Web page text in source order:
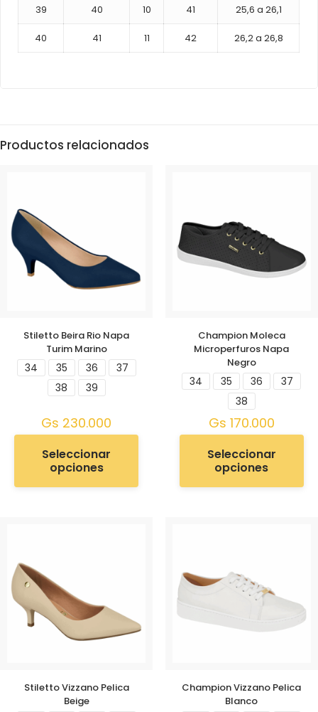
39 40 10 41 25,6 a 26,1
40 41 11 42 26,2 a 26,8
Productos relacionados
Stiletto Beira Rio Napa
Turim Marino
34 35 36
37
38
39
Gs 230.000
Seleccionar
opciones
Champion Moleca
Microperfuros Napa
Negro
34 35 36
37
38
Gs 170.000
Seleccionar
opciones
Stiletto Vizzano Pelica
Beige
Champion Vizzano Pelica
Blanco